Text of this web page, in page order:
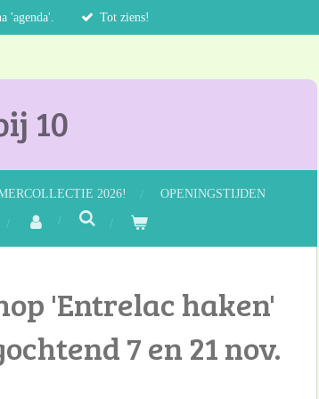
'agenda'. Tot ziens!
10
2026! OPENINGSTIJDEN
'Entrelac haken'
7 en 21 nov.